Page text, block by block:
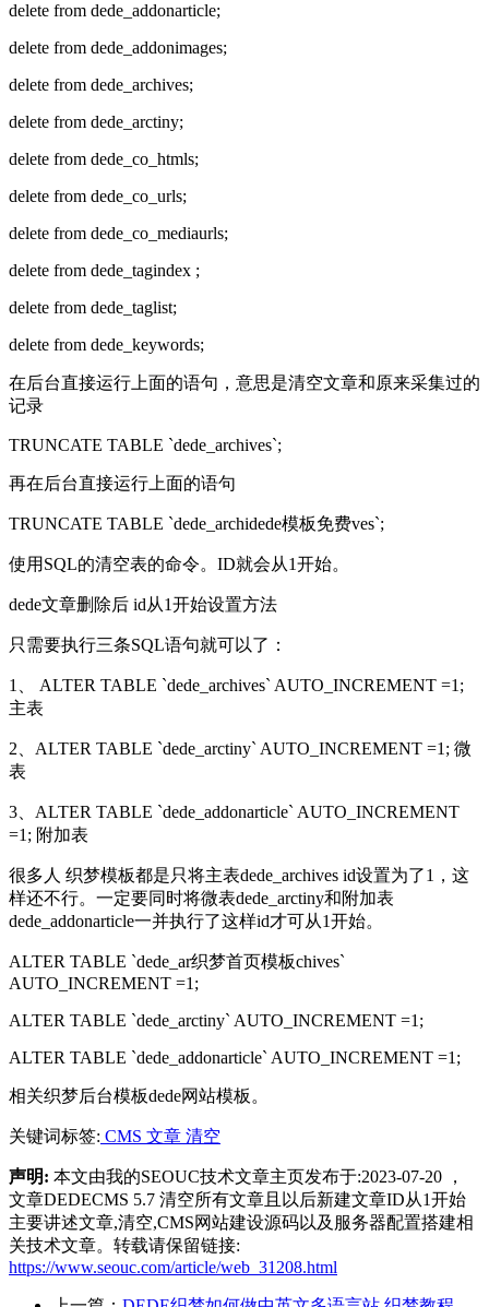
delete from dede_addonarticle;
delete from dede_addonimages;
delete from dede_archives;
delete from dede_arctiny;
delete from dede_co_htmls;
delete from dede_co_urls;
delete from dede_co_mediaurls;
delete from dede_tagindex ;
delete from dede_taglist;
delete from dede_keywords;
在后台直接运行上面的语句，意思是清空文章和原来采集过的
记录
TRUNCATE TABLE `dede_archives`;
再在后台直接运行上面的语句
TRUNCATE TABLE `dede_archidede模板免费ves`;
使用SQL的清空表的命令。ID就会从1开始。
dede文章删除后 id从1开始设置方法
只需要执行三条SQL语句就可以了：
1、 ALTER TABLE `dede_archives` AUTO_INCREMENT =1;
主表
2、ALTER TABLE `dede_arctiny` AUTO_INCREMENT =1; 微
表
3、ALTER TABLE `dede_addonarticle` AUTO_INCREMENT
=1; 附加表
很多人 织梦模板都是只将主表dede_archives id设置为了1，这
样还不行。一定要同时将微表dede_arctiny和附加表
dede_addonarticle一并执行了这样id才可从1开始。
ALTER TABLE `dede_ar织梦首页模板chives`
AUTO_INCREMENT =1;
ALTER TABLE `dede_arctiny` AUTO_INCREMENT =1;
ALTER TABLE `dede_addonarticle` AUTO_INCREMENT =1;
相关织梦后台模板dede网站模板。
关键词标签: CMS 文章 清空
声明: 本文由我的SEOUC技术文章主页发布于:2023-07-20 ，
文章DEDECMS 5.7 清空所有文章且以后新建文章ID从1开始
主要讲述文章,清空,CMS网站建设源码以及服务器配置搭建相
关技术文章。转载请保留链接:
https://www.seouc.com/article/web_31208.html